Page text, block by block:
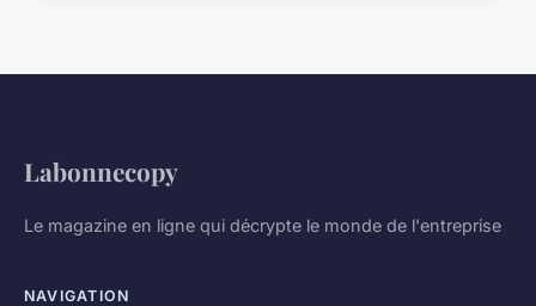
Labonnecopy
Le magazine en ligne qui décrypte le monde de l'entreprise
NAVIGATION